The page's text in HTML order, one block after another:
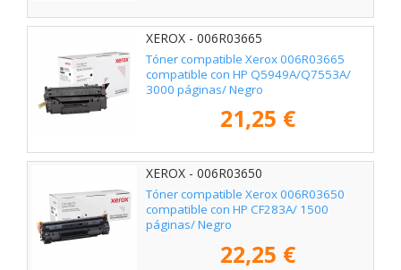
XEROX - 006R03665
Tóner compatible Xerox 006R03665
compatible con HP Q5949A/Q7553A/
3000 páginas/ Negro
21,25 €
XEROX - 006R03650
Tóner compatible Xerox 006R03650
compatible con HP CF283A/ 1500
páginas/ Negro
22,25 €